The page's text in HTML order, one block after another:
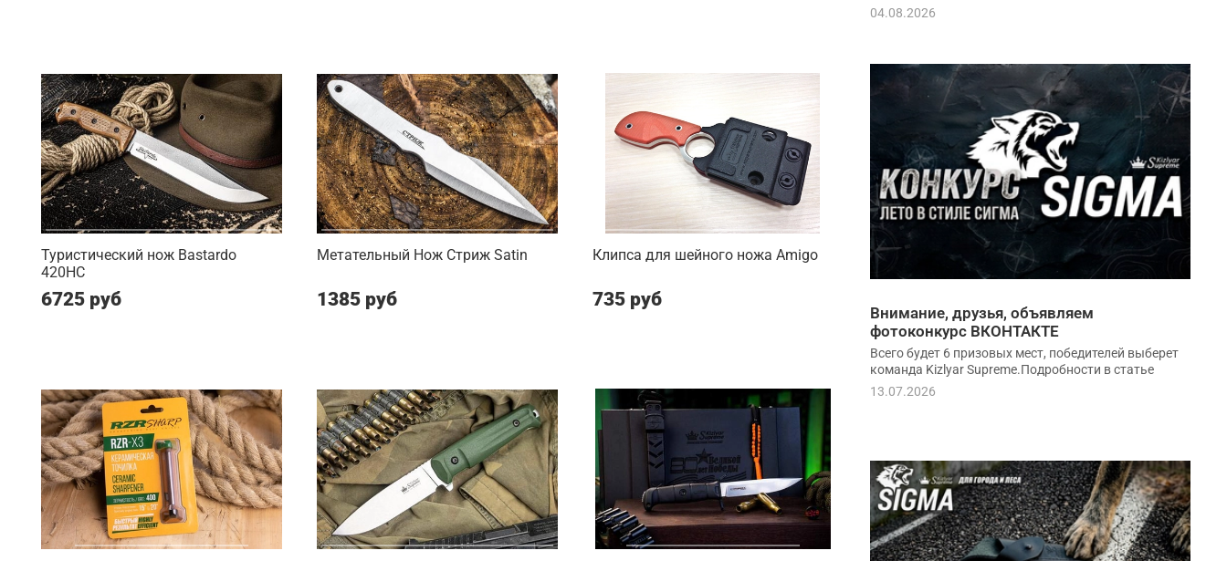
Туристический нож Bastardo
420HC
6725 руб
Метательный Нож Стриж Satin
1385 руб
Клипса для шейного ножа Amigo
735 руб
04.08.2026
Внимание, друзья, объявляем
фотоконкурс ВКОНТАКТЕ
Всего будет 6 призовых мест, победителей выберет
команда Kizlyar Supreme.Подробности в статье
13.07.2026